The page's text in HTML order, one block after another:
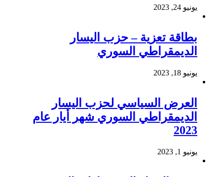
يونيو 24, 2023
بطاقة تعزية – حزب اليسار
الديمقراطي السوري
يونيو 18, 2023
العرض السياسي لحزب اليسار
الديمقراطي السوري شهر أيار عام
2023
يونيو 1, 2023